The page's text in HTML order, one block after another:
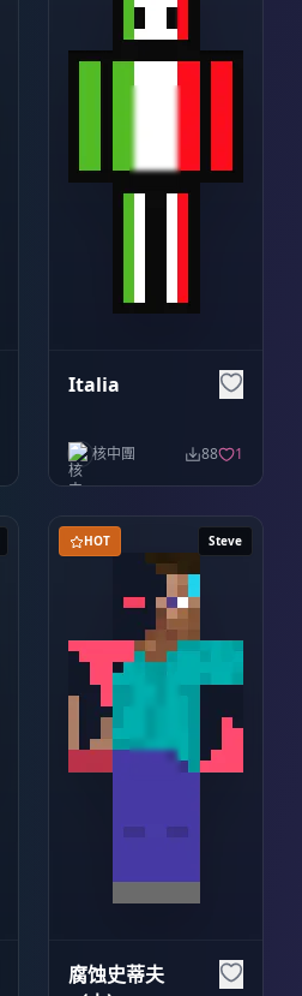
Italia
核中團 88 1
Steve
HOT
腐蚀史蒂夫